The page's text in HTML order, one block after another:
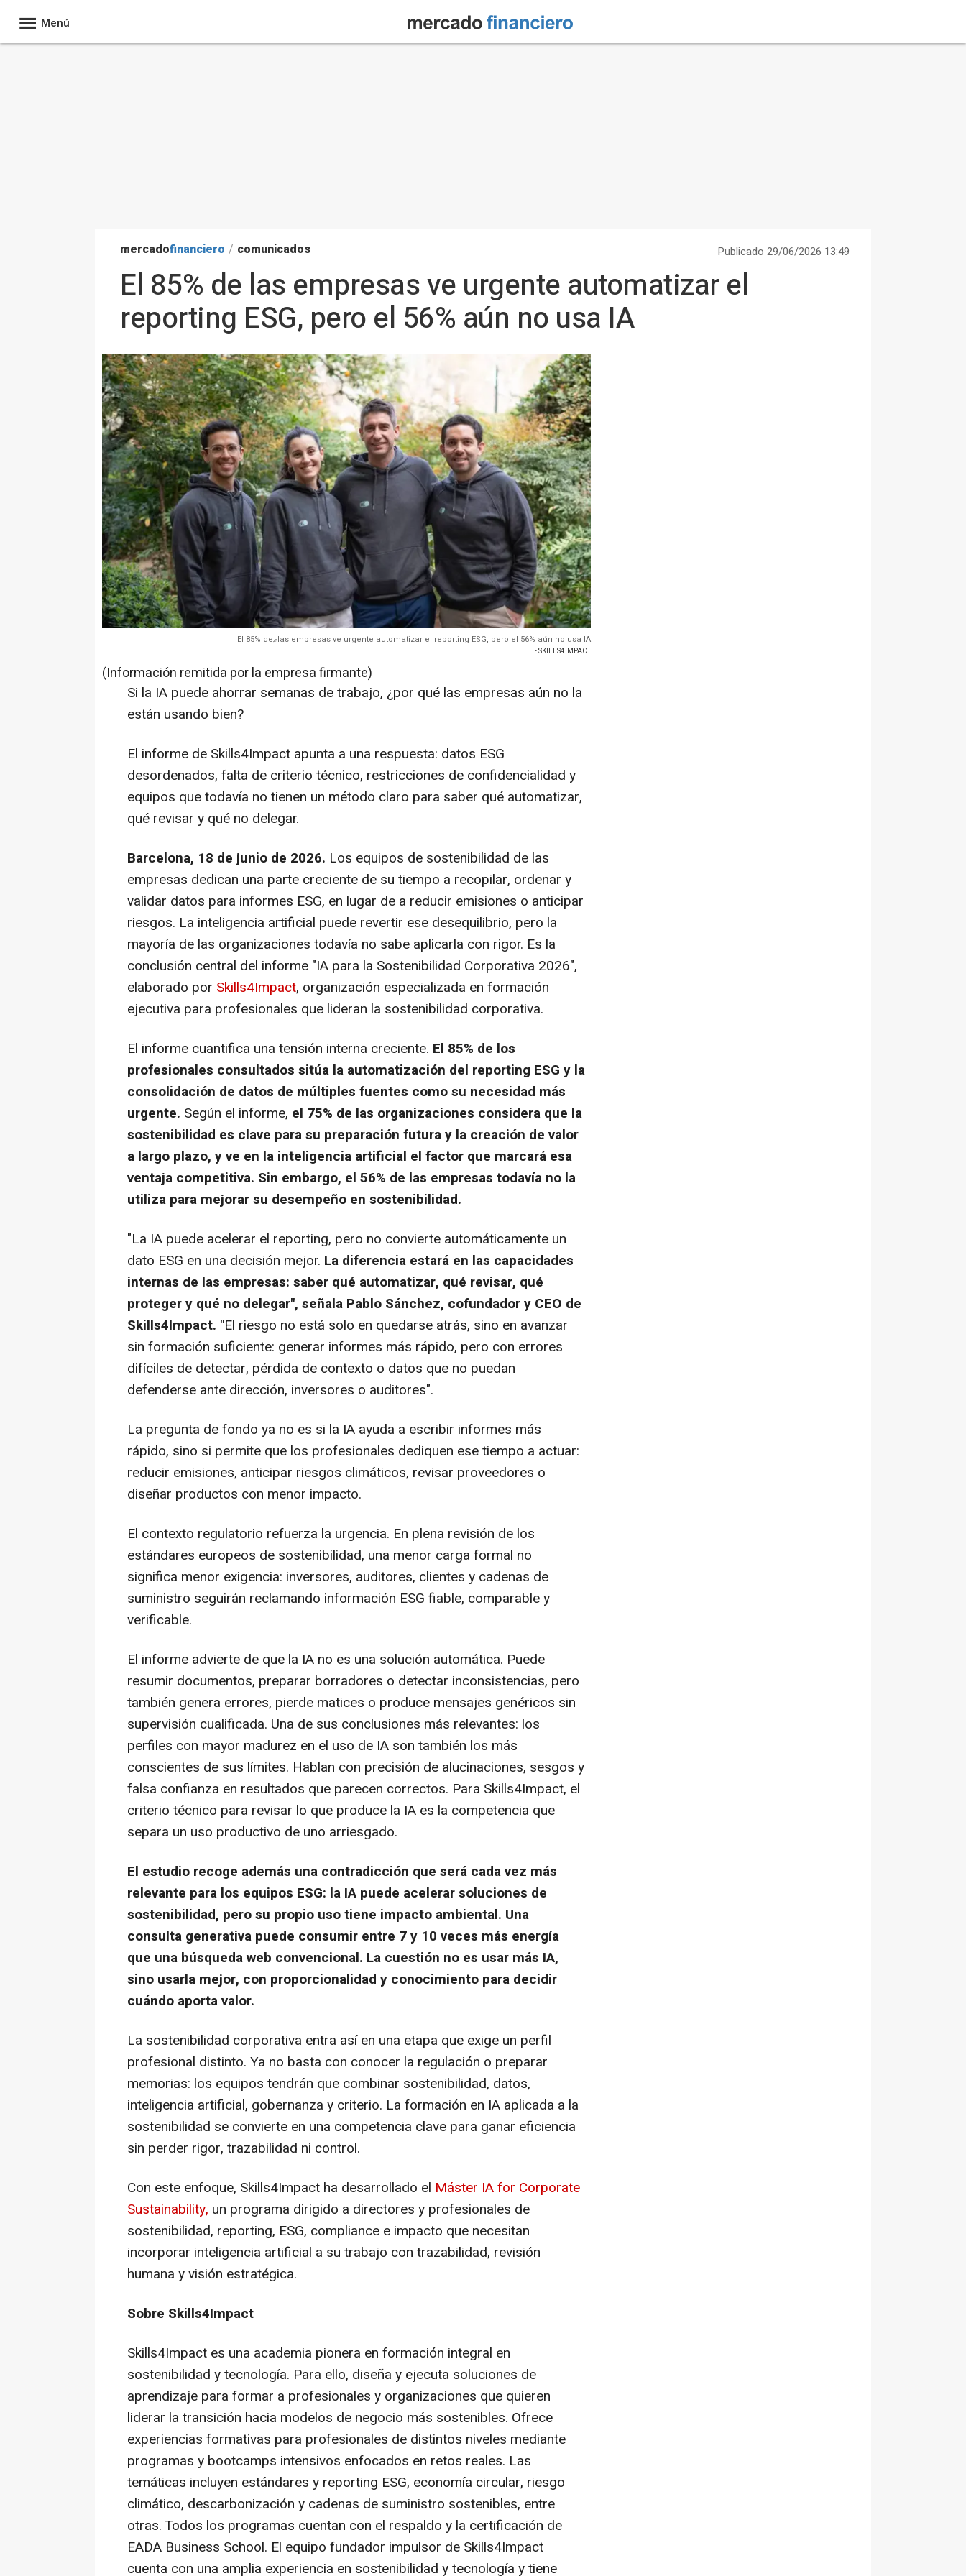
Menú
mercadofinanciero / comunicados Publicado 29/06/2026 13:49
El 85% de las empresas ve urgente automatizar el
reporting ESG, pero el 56% aún no usa IA
El 85% deޠlas empresas ve urgente automatizar el reporting ESG, pero el 56% aún no usa IA
- SKILLS4IMPACT
(Información remitida por la empresa firmante)
Si la IA puede ahorrar semanas de trabajo, ¿por qué las empresas aún no la
están usando bien?
El informe de Skills4Impact apunta a una respuesta: datos ESG
desordenados, falta de criterio técnico, restricciones de confidencialidad y
equipos que todavía no tienen un método claro para saber qué automatizar,
qué revisar y qué no delegar.
Barcelona, 18 de junio de 2026. Los equipos de sostenibilidad de las
empresas dedican una parte creciente de su tiempo a recopilar, ordenar y
validar datos para informes ESG, en lugar de a reducir emisiones o anticipar
riesgos. La inteligencia artificial puede revertir ese desequilibrio, pero la
mayoría de las organizaciones todavía no sabe aplicarla con rigor. Es la
conclusión central del informe "IA para la Sostenibilidad Corporativa 2026",
elaborado por Skills4Impact, organización especializada en formación
ejecutiva para profesionales que lideran la sostenibilidad corporativa.
El informe cuantifica una tensión interna creciente. El 85% de los
profesionales consultados sitúa la automatización del reporting ESG y la
consolidación de datos de múltiples fuentes como su necesidad más
urgente. Según el informe, el 75% de las organizaciones considera que la
sostenibilidad es clave para su preparación futura y la creación de valor
a largo plazo, y ve en la inteligencia artificial el factor que marcará esa
ventaja competitiva. Sin embargo, el 56% de las empresas todavía no la
utiliza para mejorar su desempeño en sostenibilidad.
"La IA puede acelerar el reporting, pero no convierte automáticamente un
dato ESG en una decisión mejor. La diferencia estará en las capacidades
internas de las empresas: saber qué automatizar, qué revisar, qué
proteger y qué no delegar", señala Pablo Sánchez, cofundador y CEO de
Skills4Impact. "El riesgo no está solo en quedarse atrás, sino en avanzar
sin formación suficiente: generar informes más rápido, pero con errores
difíciles de detectar, pérdida de contexto o datos que no puedan
defenderse ante dirección, inversores o auditores".
La pregunta de fondo ya no es si la IA ayuda a escribir informes más
rápido, sino si permite que los profesionales dediquen ese tiempo a actuar:
reducir emisiones, anticipar riesgos climáticos, revisar proveedores o
diseñar productos con menor impacto.
El contexto regulatorio refuerza la urgencia. En plena revisión de los
estándares europeos de sostenibilidad, una menor carga formal no
significa menor exigencia: inversores, auditores, clientes y cadenas de
suministro seguirán reclamando información ESG fiable, comparable y
verificable.
El informe advierte de que la IA no es una solución automática. Puede
resumir documentos, preparar borradores o detectar inconsistencias, pero
también genera errores, pierde matices o produce mensajes genéricos sin
supervisión cualificada. Una de sus conclusiones más relevantes: los
perfiles con mayor madurez en el uso de IA son también los más
conscientes de sus límites. Hablan con precisión de alucinaciones, sesgos y
falsa confianza en resultados que parecen correctos. Para Skills4Impact, el
criterio técnico para revisar lo que produce la IA es la competencia que
separa un uso productivo de uno arriesgado.
El estudio recoge además una contradicción que será cada vez más
relevante para los equipos ESG: la IA puede acelerar soluciones de
sostenibilidad, pero su propio uso tiene impacto ambiental. Una
consulta generativa puede consumir entre 7 y 10 veces más energía
que una búsqueda web convencional. La cuestión no es usar más IA,
sino usarla mejor, con proporcionalidad y conocimiento para decidir
cuándo aporta valor.
La sostenibilidad corporativa entra así en una etapa que exige un perfil
profesional distinto. Ya no basta con conocer la regulación o preparar
memorias: los equipos tendrán que combinar sostenibilidad, datos,
inteligencia artificial, gobernanza y criterio. La formación en IA aplicada a la
sostenibilidad se convierte en una competencia clave para ganar eficiencia
sin perder rigor, trazabilidad ni control.
Con este enfoque, Skills4Impact ha desarrollado el Máster IA for Corporate
Sustainability, un programa dirigido a directores y profesionales de
sostenibilidad, reporting, ESG, compliance e impacto que necesitan
incorporar inteligencia artificial a su trabajo con trazabilidad, revisión
humana y visión estratégica.
Sobre Skills4Impact
Skills4Impact es una academia pionera en formación integral en
sostenibilidad y tecnología. Para ello, diseña y ejecuta soluciones de
aprendizaje para formar a profesionales y organizaciones que quieren
liderar la transición hacia modelos de negocio más sostenibles. Ofrece
experiencias formativas para profesionales de distintos niveles mediante
programas y bootcamps intensivos enfocados en retos reales. Las
temáticas incluyen estándares y reporting ESG, economía circular, riesgo
climático, descarbonización y cadenas de suministro sostenibles, entre
otras. Todos los programas cuentan con el respaldo y la certificación de
EADA Business School. El equipo fundador impulsor de Skills4Impact
cuenta con una amplia experiencia en sostenibilidad y tecnología y tiene